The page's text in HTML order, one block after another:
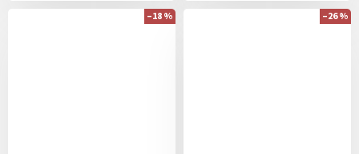
–18 % –26 %